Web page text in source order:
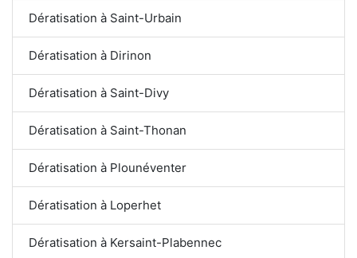
Dératisation à Saint-Urbain
Dératisation à Dirinon
Dératisation à Saint-Divy
Dératisation à Saint-Thonan
Dératisation à Plounéventer
Dératisation à Loperhet
Dératisation à Kersaint-Plabennec